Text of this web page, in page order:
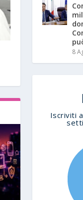
8
Iscriviti